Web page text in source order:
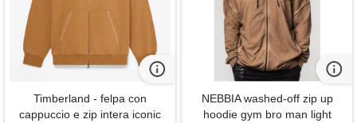
Timberland - felpa con
cappuccio e zip intera iconic
NEBBIA washed-off zip up
hoodie gym bro man light